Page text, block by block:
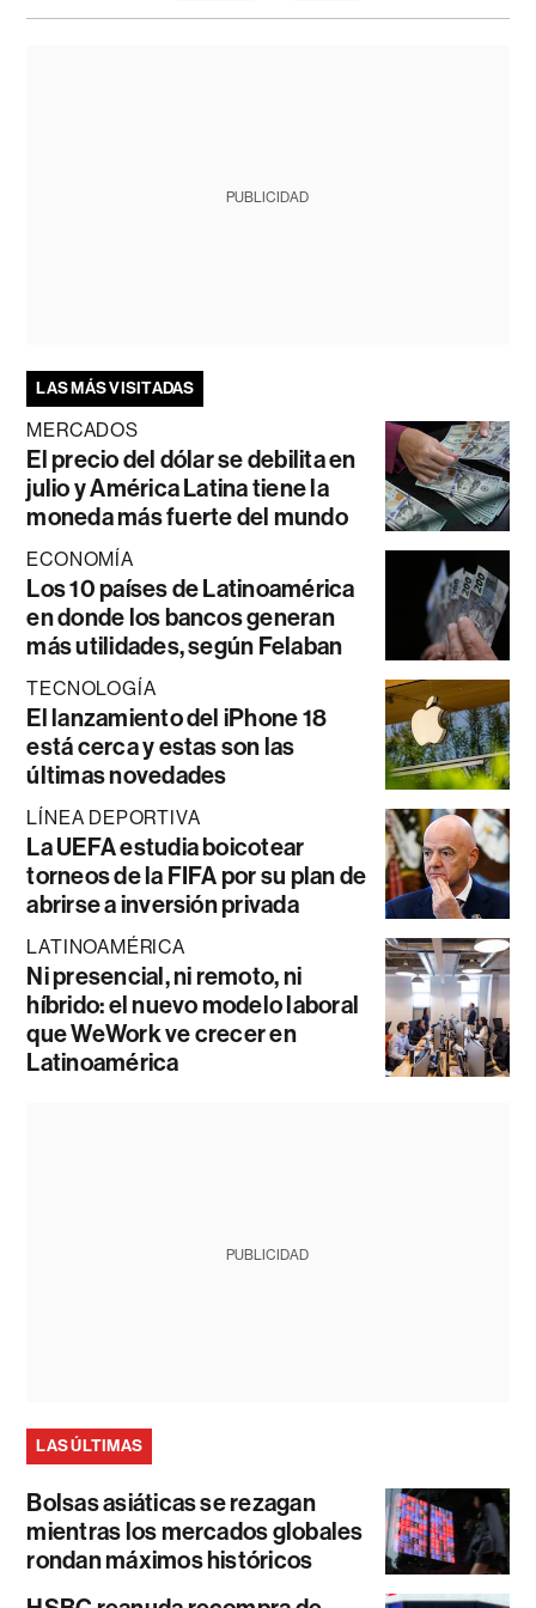
PUBLICIDAD
LAS MÁS VISITADAS
MERCADOS
El precio del dólar se debilita en
julio y América Latina tiene la
moneda más fuerte del mundo
ECONOMÍA
Los 10 países de Latinoamérica
en donde los bancos generan
más utilidades, según Felaban
TECNOLOGÍA
El lanzamiento del iPhone 18
está cerca y estas son las
últimas novedades
LÍNEA DEPORTIVA
La UEFA estudia boicotear
torneos de la FIFA por su plan de
abrirse a inversión privada
LATINOAMÉRICA
Ni presencial, ni remoto, ni
híbrido: el nuevo modelo laboral
que WeWork ve crecer en
Latinoamérica
PUBLICIDAD
LAS ÚLTIMAS
Bolsas asiáticas se rezagan
mientras los mercados globales
rondan máximos históricos